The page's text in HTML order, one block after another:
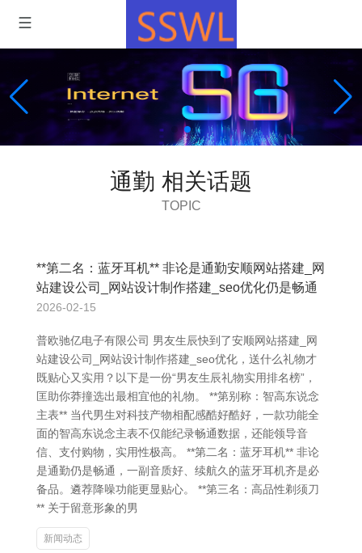
通勤 相关话题
TOPIC
**第二名：蓝牙耳机** 非论是通勤安顺网站搭建_网
站建设公司_网站设计制作搭建_seo优化仍是畅通
2026-02-15
普欧驰亿电子有限公司 男友生辰快到了安顺网站搭建_网
站建设公司_网站设计制作搭建_seo优化，送什么礼物才
既贴心又实用？以下是一份“男友生辰礼物实用排名榜”，
匡助你莽撞选出最相宜他的礼物。 **第别称：智高东说念
主表** 当代男生对科技产物相配感酷好酷好，一款功能全
面的智高东说念主表不仅能纪录畅通数据，还能领导音
信、支付购物，实用性极高。 **第二名：蓝牙耳机** 非论
是通勤仍是畅通，一副音质好、续航久的蓝牙耳机齐是必
备品。遴荐降噪功能更显贴心。 **第三名：高品性剃须刀
** 关于留意形象的男
新闻动态